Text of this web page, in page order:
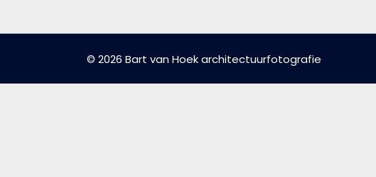
© 2026 Bart van Hoek architectuurfotografie